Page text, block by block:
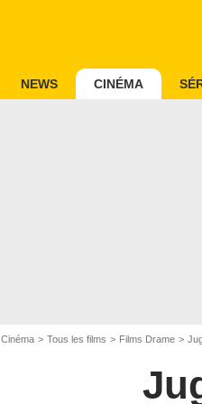
NEWS CINÉMA
Cinéma Tous les films Films Drame